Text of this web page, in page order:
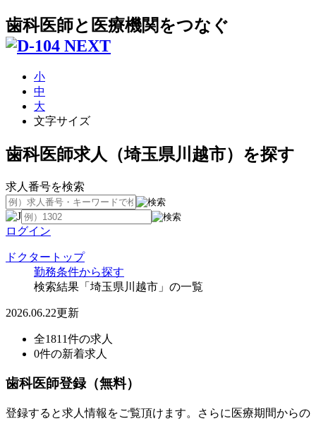
歯科医師と医療機関をつなぐ
小
中
大
文字サイズ
歯科医師求人（埼玉県川越市）を探す
求人番号を検索
ログイン
ドクタートップ
勤務条件から探す
検索結果「埼玉県川越市」の一覧
2026.06.22更新
全1811件の求人
0件の新着求人
歯科医師登録（無料）
登録すると求人情報をご覧頂けます。さらに医療期間からの